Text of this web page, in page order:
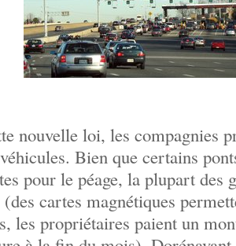
nouvelle loi, les compagnies
Bien que certains
pour le péage, la plupart des
cartes magnétiques
les propriétaires paient un